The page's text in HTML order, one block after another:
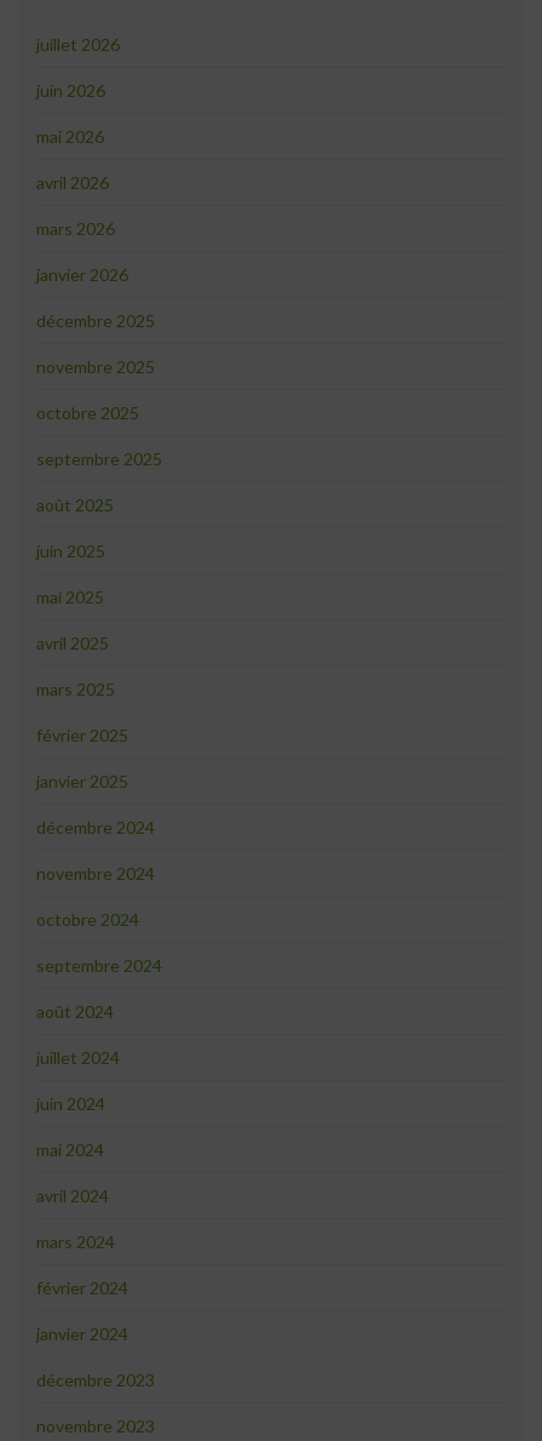
juillet 2026
juin 2026
mai 2026
avril 2026
mars 2026
janvier 2026
décembre 2025
novembre 2025
octobre 2025
septembre 2025
août 2025
juin 2025
mai 2025
avril 2025
mars 2025
février 2025
janvier 2025
décembre 2024
novembre 2024
octobre 2024
septembre 2024
août 2024
juillet 2024
juin 2024
mai 2024
avril 2024
mars 2024
février 2024
janvier 2024
décembre 2023
novembre 2023